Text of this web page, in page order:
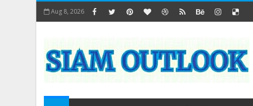
Aug 8, 2026